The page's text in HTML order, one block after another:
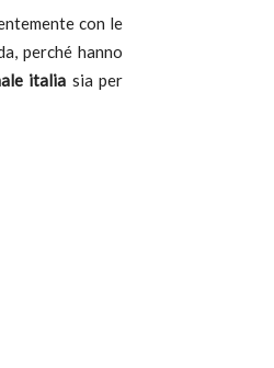
con le
perché hanno
italia sia per